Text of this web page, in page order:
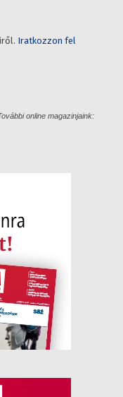
Iratkozzon fel
online magazinjaink: